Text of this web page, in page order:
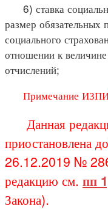
6) ставка
размер обязательных
социального
отношении к
отчислений;
Примечание
Данная
приостановлена
26.12.2019 №
редакцию см. пп
Закона).